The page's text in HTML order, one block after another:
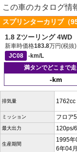
この車のカタログ情
スプリンターカリブ（
1.8 Zツーリング 4WD
新車時価格183.8万円(税抜)
JC08
-km/L
満タンでどこまで走
-km
排気量 1762cc
ミッション フロア
最大出力 120ps/
生産期間
1995
6年04月